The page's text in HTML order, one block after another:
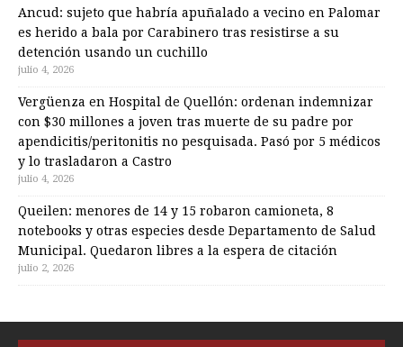
Ancud: sujeto que habría apuñalado a vecino en Palomar
es herido a bala por Carabinero tras resistirse a su
detención usando un cuchillo
julio 4, 2026
Vergüenza en Hospital de Quellón: ordenan indemnizar
con $30 millones a joven tras muerte de su padre por
apendicitis/peritonitis no pesquisada. Pasó por 5 médicos
y lo trasladaron a Castro
julio 4, 2026
Queilen: menores de 14 y 15 robaron camioneta, 8
notebooks y otras especies desde Departamento de Salud
Municipal. Quedaron libres a la espera de citación
julio 2, 2026